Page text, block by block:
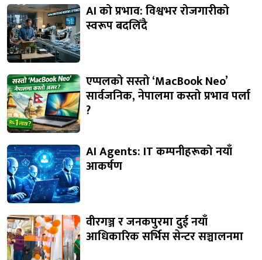
AI को प्रभाव: विश्वभर रोजगारीको
स्वरूप बदलिँदै
एप्पलको सस्तो ‘MacBook Neo’
सार्वजनिक, नेपालमा कस्तो प्रभाव पर्ला
?
AI Agents: IT कम्पनीहरूको नयाँ
आकर्षण
वीरगञ्ज र जनकपुरमा दुई नयाँ
आधिकारिक सर्भिस सेन्टर सञ्चालनमा